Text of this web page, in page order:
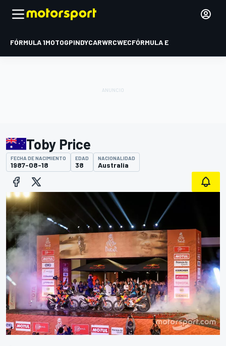
FÓRMULA 1MOTOGPINDYCARWRCWECFÓRMULA E
Toby Price
FECHA DE NACIMIENTO
1987-08-18
EDAD
38
NACIONALIDAD
Australia